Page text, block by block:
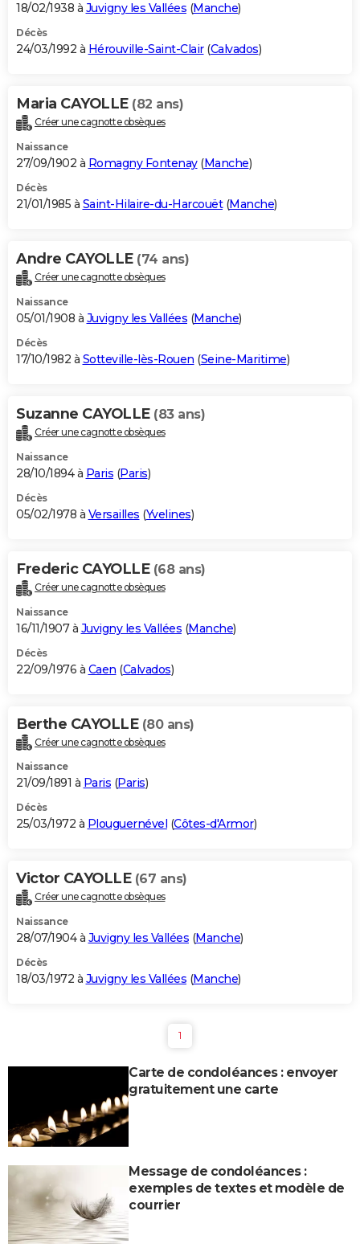
18/02/1938 à Juvigny les Vallées (Manche)
Décès
24/03/1992 à Hérouville-Saint-Clair(Calvados)
Maria CAYOLLE (82 ans)
Créer une cagnotte obsèques
Naissance
27/09/1902 à Romagny Fontenay(Manche)
Décès
21/01/1985 à Saint-Hilaire-du-Harcouët(Manche)
Andre CAYOLLE (74 ans)
Créer une cagnotte obsèques
Naissance
05/01/1908 à Juvigny les Vallées (Manche)
Décès
17/10/1982 à Sotteville-lès-Rouen (Seine-Maritime)
Suzanne CAYOLLE (83 ans)
Créer une cagnotte obsèques
Naissance
28/10/1894 à Paris (Paris)
Décès
05/02/1978 à Versailles (Yvelines)
Frederic CAYOLLE (68 ans)
Créer une cagnotte obsèques
Naissance
16/11/1907 à Juvigny les Vallées (Manche)
Décès
22/09/1976 à Caen (Calvados)
Berthe CAYOLLE (80 ans)
Créer une cagnotte obsèques
Naissance
21/09/1891 à Paris (Paris)
Décès
25/03/1972 à Plouguernével (Côtes-d'Armor)
Victor CAYOLLE (67 ans)
Créer une cagnotte obsèques
Naissance
28/07/1904 à Juvigny les Vallées (Manche)
Décès
18/03/1972 à Juvigny les Vallées (Manche)
1
Carte de condoléances : envoyer
gratuitement une carte
Message de condoléances :
exemples de textes et modèle de
courrier